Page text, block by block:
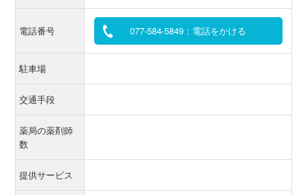
電話番号 077-584-5849：電話をかける
駐車場
交通手段
薬局の薬剤師
数
提供サービス